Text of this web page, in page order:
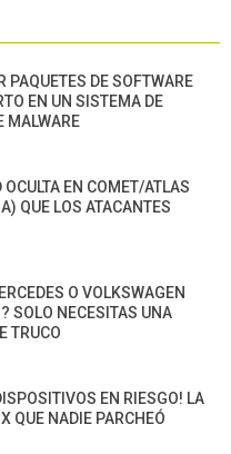
PAQUETES DE SOFTWARE
EN UN SISTEMA DE
MALWARE
EN COMET/ATLAS
QUE LOS ATACANTES
O VOLKSWAGEN
SOLO NECESITAS UNA
TRUCO
EN RIESGO! LA
QUE NADIE PARCHEÓ